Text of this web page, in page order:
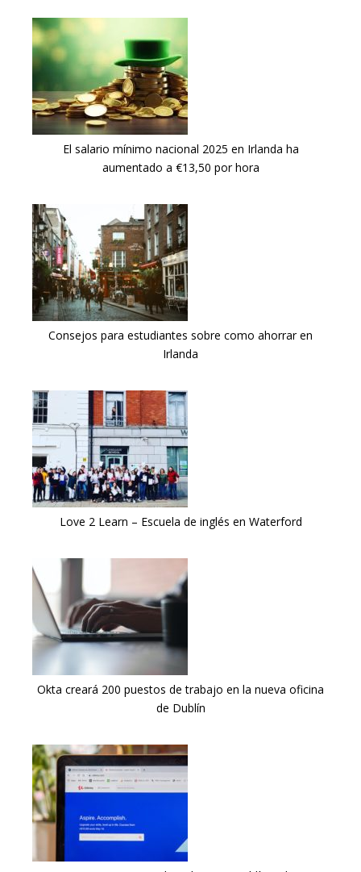
El salario mínimo nacional 2025 en Irlanda ha
aumentado a €13,50 por hora
Consejos para estudiantes sobre como ahorrar en
Irlanda
Love 2 Learn – Escuela de inglés en Waterford
Okta creará 200 puestos de trabajo en la nueva oficina
de Dublín